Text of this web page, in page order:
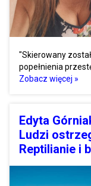
"Skierowany
popełnienia
Zobacz więcej »
Edyta
Ludzi
Reptilianie i